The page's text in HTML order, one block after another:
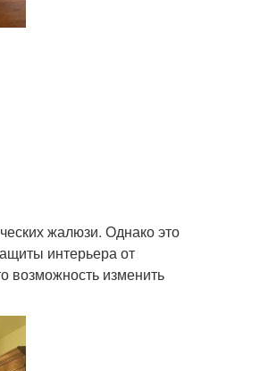
жалюзи. Однако это
интерьера от
возможность изменить